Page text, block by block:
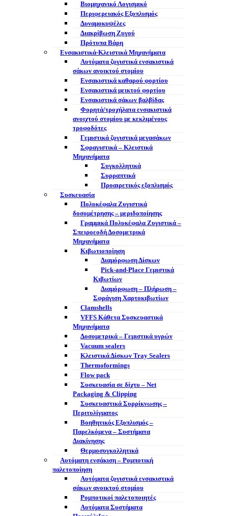
Βιομηχανικό Λογισμικό
Περιφερειακός Εξοπλισμός
Δυναμοκυψέλες
Διακρίβωση Ζυγού
Πρότυπα Βάρη
Ενσακιστικά-Κλειστικά Μηχανήματα
Αυτόματα ζυγιστικά ενσακιστικά
σάκων ανοικτού στομίου
Ενσακιστικά καθαρού φορτίου
Ενσακιστικά μεικτού φορτίου
Eνσακιστικά σάκων βαλβίδας
Φορητά/τροχήλατα ενσακιστικά
ανοιχτού στομίου με κεκλιμένους
τροφοδότες
Γεμιστικά ζυγιστικά μεγασάκων
Σφραγιστικά – Κλειστικά
Μηχανήματα
Συγκολλητικά
Συρραπτικά
Προαιρετικός εξοπλισμός
Συσκευασία
Πολυκέφαλα Ζυγιστικά
δοσομέτρησης – μεριδοποίησης
Γραμμικά Πολυκέφαλα Ζυγιστικά –
Σπειροεοδή Δοσομετρικά
Μηχανήματα
Κιβωτιοποίηση
Διαμόρφωση Δίσκων
Pick-and-Place Γεμιστικά
Κιβωτίων
Διαμόρφωση – Πλήρωση –
Σφράγιση Χαρτοκιβωτίων
Clamshells
VFFS Κάθετα Συσκευαστικά
Μηχανήματα
Δοσομετρικά – Γεμιστικά υγρών
Vacuum sealers
Κλειστικά Δίσκων Tray Sealers
Thermoformings
Flow pack
Συσκευασία σε δίχτυ – Net
Packaging & Clipping
Συσκευαστικά Συρρίκνωσης –
Περιτυλίγματος
Βοηθητικός Εξοπλισμός –
Παρελκόμενα – Συστήματα
Διακίνησης
Θερμοσυγκολλητικά
Αυτόματη ενσάκιση – Ρομποτική
παλετοποίηση
Αυτόματα ζυγιστικά ενσακιστικά
σάκων ανοικτού στομίου
Ρομποτικοί παλετοποιητές
Αυτόματα Συστήματα